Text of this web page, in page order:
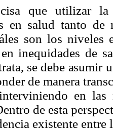
que utilizar la
en salud tanto
son los niveles
inequidades de
se debe
de manera
en las
de esta
existente